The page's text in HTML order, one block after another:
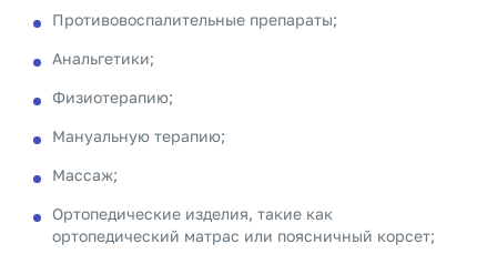
Противовоспалительные препараты;
Анальгетики;
Физиотерапию;
Мануальную терапию;
Массаж;
Ортопедические изделия, такие как
ортопедический матрас или поясничный корсет;